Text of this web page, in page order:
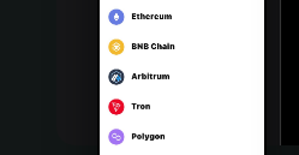
Português (Portugal)
Bahasa Indonesia